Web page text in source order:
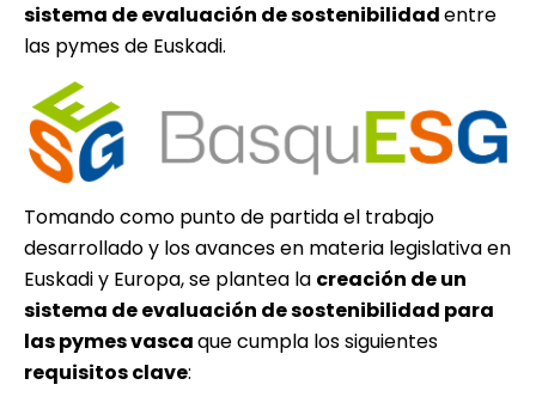
sistema de evaluación de sostenibilidadentre
las pymes de Euskadi.
Tomando como punto de partida el trabajo
desarrollado y los avances en materia legislativa en
Euskadi y Europa, se plantea la creación de un
sistema de evaluación de sostenibilidad para
las pymes vascaque cumpla los siguientes
requisitos clave: